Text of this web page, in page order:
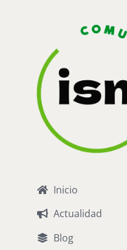
Inicio
Actualidad
Blog